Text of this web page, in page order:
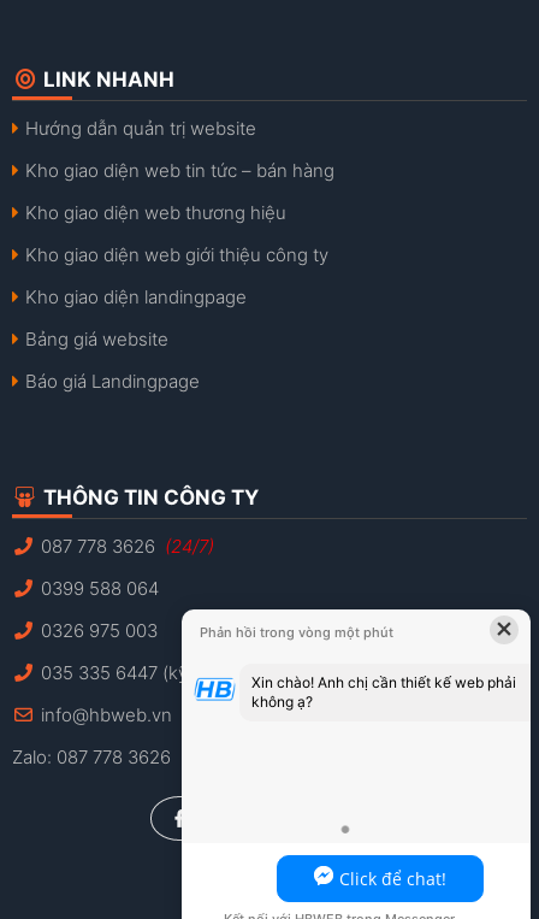
LINK NHANH
Hướng dẫn quản trị website
Kho giao diện web tin tức – bán hàng
Kho giao diện web thương hiệu
Kho giao diện web giới thiệu công ty
Kho giao diện landingpage
Bảng giá website
Báo giá Landingpage
THÔNG TIN CÔNG TY
087 778 3626 (24/7)
0399 588 064
0326 975 003
035 335 6447 (kỹ thuật)
info@hbweb.vn
Zalo: 087 778 3626
×
Phản hồi trong vòng một phút
Xin chào! Anh chị cần thiết kế web phải
không ạ?
Click để chat!